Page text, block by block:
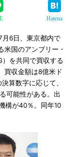
Hatena
6日、東京都内で
米国のアンブリー・
を共同で買収する
買収金額は8億米ド
算数字に応じて、
可能性がある。出
構が40％。同年10